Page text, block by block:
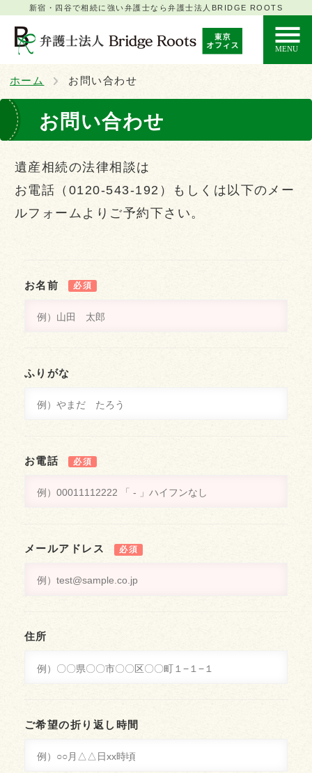
新宿・四谷で相続に強い弁護士なら弁護士法人BRIDGE ROOTS
ホーム お問い合わせ
お問い合わせ
遺産相続の法律相談は
お電話（0120-543-192）もしくは以下のメー
ルフォームよりご予約下さい。
お名前 必須
ふりがな
お電話 必須
メールアドレス 必須
住所
ご希望の折り返し時間